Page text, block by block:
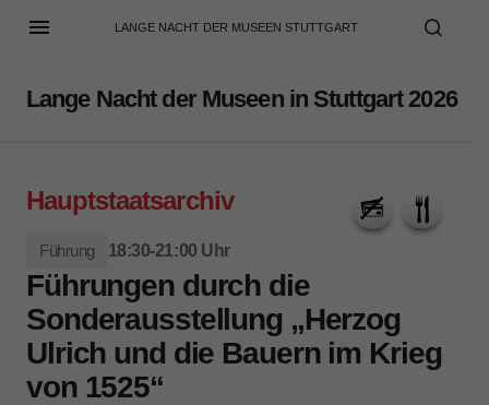
LANGE NACHT DER MUSEEN STUTTGART
Lange Nacht der Museen in Stuttgart 2026
Hauptstaatsarchiv
Führung 18:30-21:00 Uhr
Führungen durch die
Sonderausstellung „Herzog
Ulrich und die Bauern im Krieg
von 1525“